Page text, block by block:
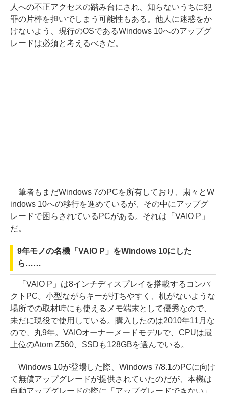
人への不正アクセスの踏み台にされ、知らないうちに犯
罪の片棒を担いでしまう可能性もある。他人に迷惑をか
けないよう、現行のOSであるWindows 10へのアップグ
レードは必須と考えるべきだ。
筆者もまだWindows 7のPCを所有しており、粛々とW
indows 10への移行を進めているが、その中にアップグ
レードで困らされているPCがある。それは「VAIO P」
だ。
9年モノの名機「VAIO P」をWindows 10にした
ら……
「VAIO P」は8インチディスプレイを搭載するコンパ
クトPC。小型ながらキーが打ちやすく、机がないような
場所での取材時にも使えるメモ端末として優秀なので、
未だに現役で使用している。購入したのは2010年11月な
ので、丸9年。VAIOオーナーメードモデルで、CPUは最
上位のAtom Z560、SSDも128GBを選んでいる。
Windows 10が登場した際、Windows 7/8.1のPCに向け
て無償アップグレードが提供されていたのだが、本機は